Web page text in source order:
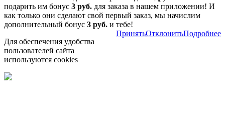
подарить им бонус 3 руб. для заказа в нашем приложении! И
как только они сделают свой первый заказ, мы начислим
дополнительный бонус 3 руб. и тебе!
Для обеспечения удобства
пользователей сайта
используются cookies
ПринятьОтклонитьПодробнее